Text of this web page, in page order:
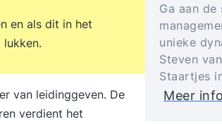
en als dit in het
van leidinggeven. De
verdient het
Ga aan
unieke
Steven
Staartjes
Meer